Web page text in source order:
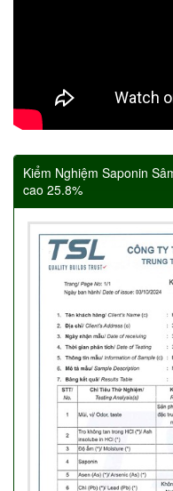
Kiểm Nghiệm Saponin
cao 25.8%